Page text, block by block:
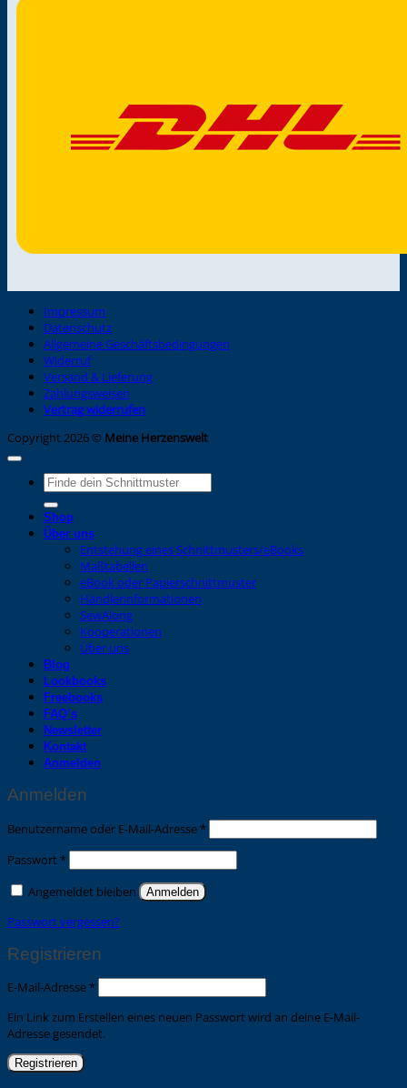
Impressum
Datenschutz
Allgemeine Geschäftsbedingungen
Widerruf
Versand & Lieferung
Zahlungsweisen
Vertrag widerrufen
Copyright 2026 © Meine Herzenswelt
Suche
nach:
Shop
Über uns
Entstehung eines Schnittmusters/eBooks
Maßtabellen
eBook oder Papierschnittmuster
Händlerinformationen
SewAlong
Kooperationen
Über uns
Blog
Lookbooks
Freebooks
FAQ’s
Newsletter
Kontakt
Anmelden
Anmelden
Benutzername oder E-Mail-Adresse*Erforderlich
Passwort*Erforderlich
Angemeldet bleiben Anmelden
Passwort vergessen?
Registrieren
E-Mail-Adresse*Erforderlich
Ein Link zum Erstellen eines neuen Passwort wird an deine E-Mail-
Adresse gesendet.
Registrieren